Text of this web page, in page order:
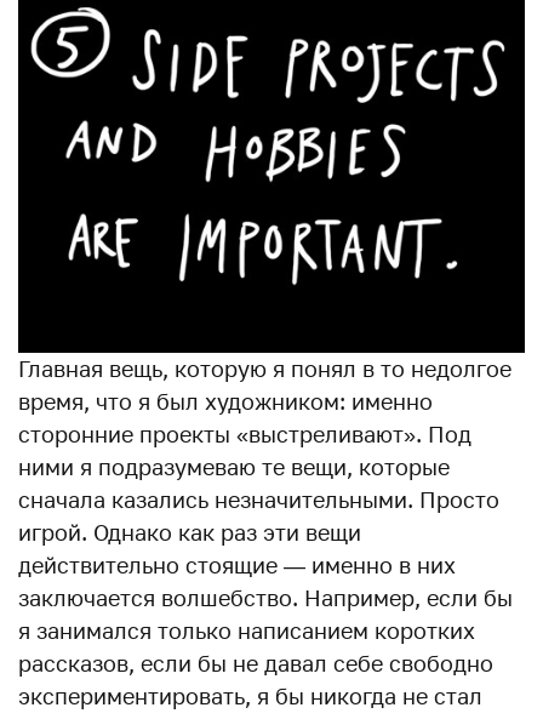
Главная вещь, которую я понял в то недолгое
время, что я был художником: именно
сторонние проекты «выстреливают». Под
ними я подразумеваю те вещи, которые
сначала казались незначительными. Просто
игрой. Однако как раз эти вещи
действительно стоящие — именно в них
заключается волшебство. Например, если бы
я занимался только написанием коротких
рассказов, если бы не давал себе свободно
экспериментировать, я бы никогда не стал